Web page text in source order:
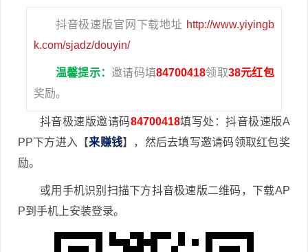
抖音极速版官网下载地址 http://www.yiyingb
k.com/sjadz/douyin/
温馨提示：邀请码填84700418领取38元红包
奖励。
抖音极速版邀请码84700418填写处：抖音极速版A
PP下方进入【来赚钱】，然后去填写邀请码领取红包奖
励。
或用手机识别扫描下方抖音极速版二维码，下载AP
P到手机上安装登录。